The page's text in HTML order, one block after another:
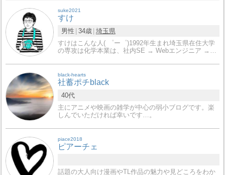
suke2021
すけ
男性 34歳 埼玉県
すけはこんな人( ゜ー゜)1992年生まれ埼玉県在住大学
の専攻は化学本業は、社内SE → Webエンジニア →…
black-hearts
社蓄ポチblack
40代
主にアニメや映画の雑学が中心の弱小ブログです。楽
しんでいただければ幸いです…。
piace2018
ピアーチェ
話題の大人向け漫画やTL作品の魅力や見どころをわか